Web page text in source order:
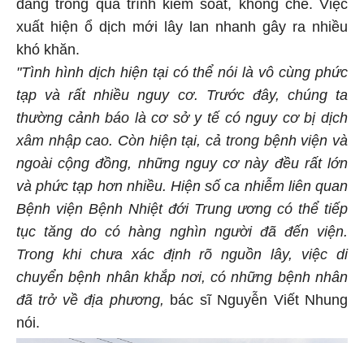
xuất hiện ổ dịch mới lây lan nhanh gây ra nhiều
khó khăn.
"Tình hình dịch hiện tại có thể nói là vô cùng phức
tạp và rất nhiều nguy cơ. Trước đây, chúng ta
thường cảnh báo là cơ sở y tế có nguy cơ bị dịch
xâm nhập cao. Còn hiện tại, cả trong bệnh viện và
ngoài cộng đồng, những nguy cơ này đều rất lớn
và phức tạp hơn nhiều. Hiện số ca nhiễm liên quan
Bệnh viện Bệnh Nhiệt đới Trung ương có thể tiếp
tục tăng do có hàng nghìn người đã đến viện.
Trong khi chưa xác định rõ nguồn lây, việc di
chuyển bệnh nhân khắp nơi, có những bệnh nhân
đã trở về địa phương, bác sĩ Nguyễn Viết Nhung
nói.